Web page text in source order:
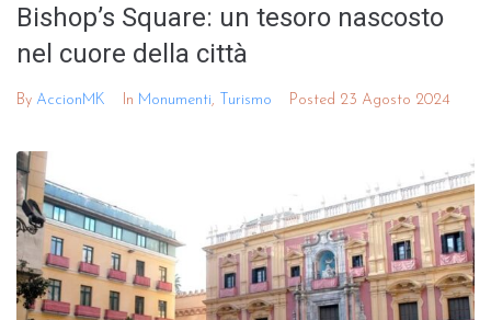
Bishop’s Square: un tesoro nascosto
nel cuore della città
By AccionMK In Monumenti, Turismo Posted 23 Agosto 2024